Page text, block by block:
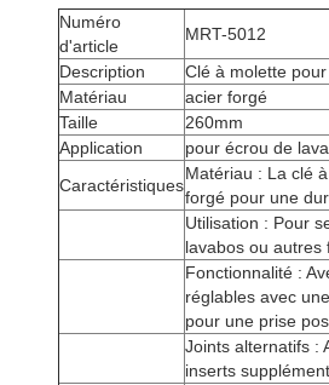
Numéro
d'article
MRT-5012
Description
Clé à molette
Matériau
acier forgé
Taille
260mm
Application
pour écrou de
Caractéristiques
Matériau : La clé
forgé pour une
Utilisation : Pour
lavabos ou autres
Fonctionnalité :
réglables avec
pour une prise
Joints alternatifs :
inserts